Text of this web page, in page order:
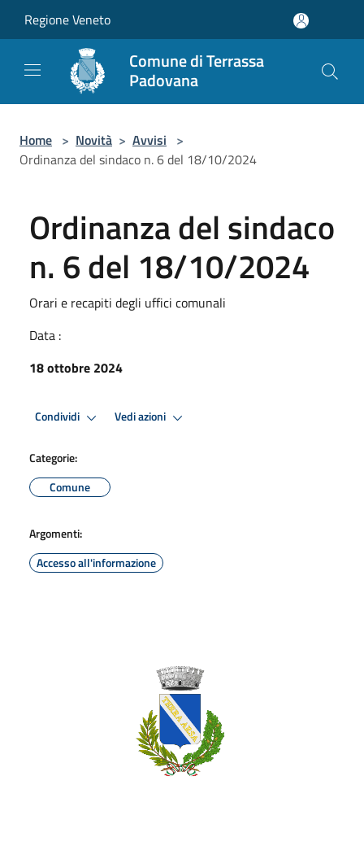
Regione Veneto
Comune di Terrassa
Padovana
Home > Novità > Avvisi >
Ordinanza del sindaco n. 6 del 18/10/2024
Ordinanza del sindaco
n. 6 del 18/10/2024
Orari e recapiti degli uffici comunali
Data :
18 ottobre 2024
Condividi Vedi azioni
Categorie:
Comune
Argomenti:
Accesso all'informazione